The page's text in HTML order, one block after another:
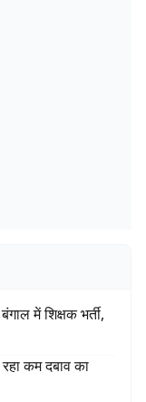
में शिक्षक भर्ती,
कम दबाव का